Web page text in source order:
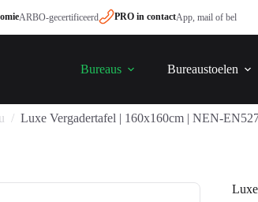
ARBO-gecertificeerd PRO in contactApp, mail of bel
Bureaus Bureaustoelen
/ Luxe Vergadertafel | 160x160cm | NEN-